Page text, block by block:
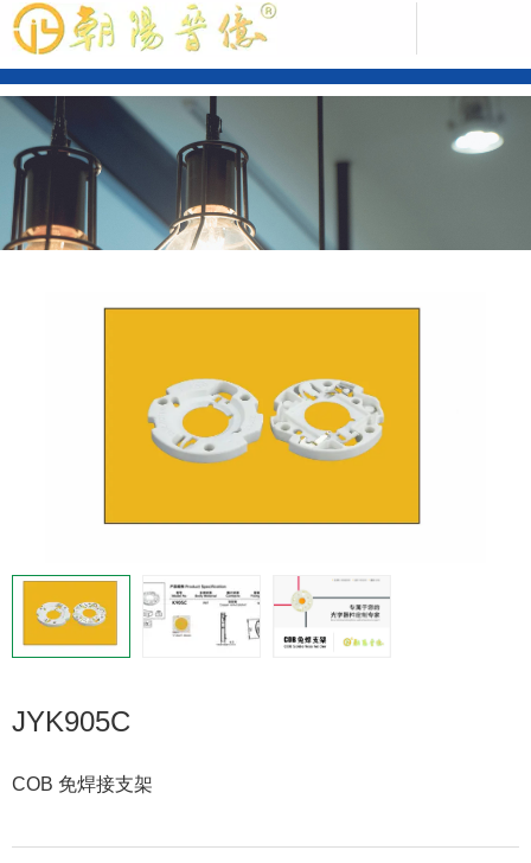
JYK905C
COB 免焊接支架